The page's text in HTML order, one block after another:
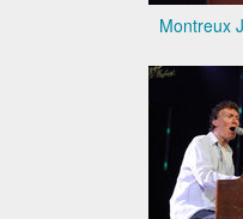
Montreux